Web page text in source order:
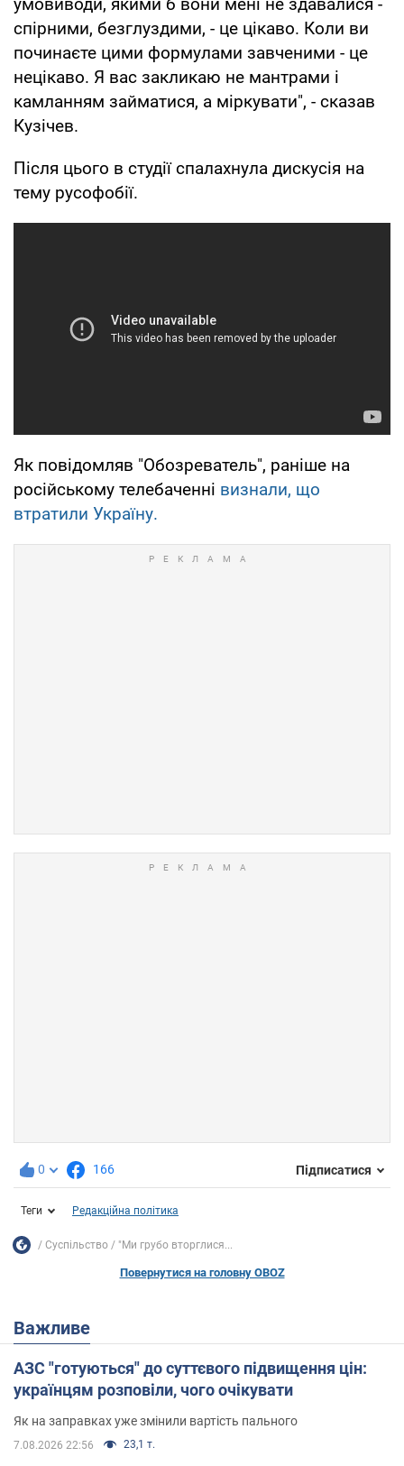
умовиводи, якими б вони мені не здавалися -
спірними, безглуздими, - це цікаво. Коли ви
починаєте цими формулами завченими - це
нецікаво. Я вас закликаю не мантрами і
камланням займатися, а міркувати", - сказав
Кузічев.
Після цього в студії спалахнула дискусія на
тему русофобії.
Як повідомляв "Обозреватель", раніше на
російському телебаченні визнали, що
втратили Україну.
0 166 Підписатися
Теги Редакційна політика
Суспільство "Ми грубо вторглися...
Повернутися на головну OBOZ
Важливе
АЗС "готуються" до суттєвого підвищення цін:
українцям розповіли, чого очікувати
Як на заправках уже змінили вартість пального
7.08.2026 22:56 23,1 т.